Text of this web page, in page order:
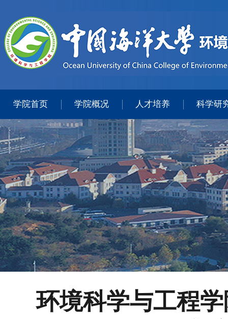
学院首页 学院概况 人才培养 科学研
环境科学与工程